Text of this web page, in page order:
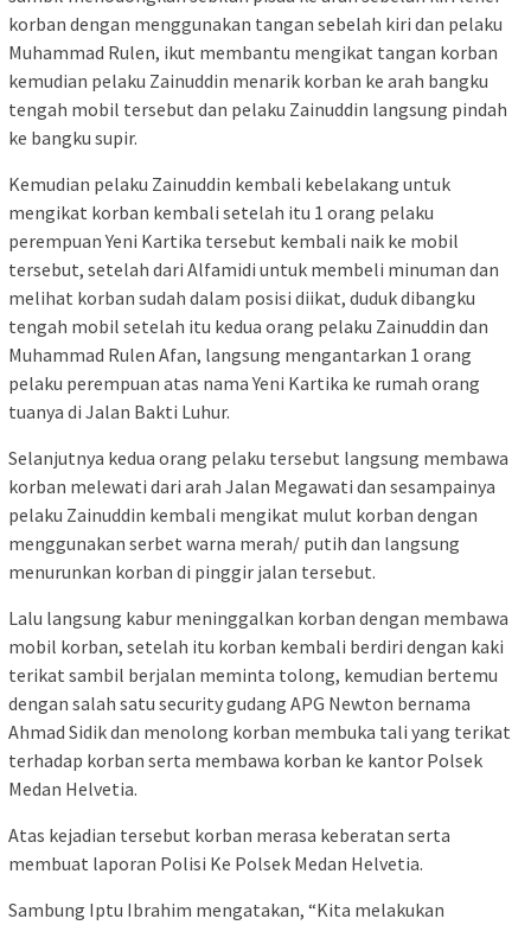
korban dengan menggunakan tangan sebelah kiri dan pelaku
Muhammad Rulen, ikut membantu mengikat tangan korban
kemudian pelaku Zainuddin menarik korban ke arah bangku
tengah mobil tersebut dan pelaku Zainuddin langsung pindah
ke bangku supir.
Kemudian pelaku Zainuddin kembali kebelakang untuk
mengikat korban kembali setelah itu 1 orang pelaku
perempuan Yeni Kartika tersebut kembali naik ke mobil
tersebut, setelah dari Alfamidi untuk membeli minuman dan
melihat korban sudah dalam posisi diikat, duduk dibangku
tengah mobil setelah itu kedua orang pelaku Zainuddin dan
Muhammad Rulen Afan, langsung mengantarkan 1 orang
pelaku perempuan atas nama Yeni Kartika ke rumah orang
tuanya di Jalan Bakti Luhur.
Selanjutnya kedua orang pelaku tersebut langsung membawa
korban melewati dari arah Jalan Megawati dan sesampainya
pelaku Zainuddin kembali mengikat mulut korban dengan
menggunakan serbet warna merah/ putih dan langsung
menurunkan korban di pinggir jalan tersebut.
Lalu langsung kabur meninggalkan korban dengan membawa
mobil korban, setelah itu korban kembali berdiri dengan kaki
terikat sambil berjalan meminta tolong, kemudian bertemu
dengan salah satu security gudang APG Newton bernama
Ahmad Sidik dan menolong korban membuka tali yang terikat
terhadap korban serta membawa korban ke kantor Polsek
Medan Helvetia.
Atas kejadian tersebut korban merasa keberatan serta
membuat laporan Polisi Ke Polsek Medan Helvetia.
Sambung Iptu Ibrahim mengatakan, “Kita melakukan